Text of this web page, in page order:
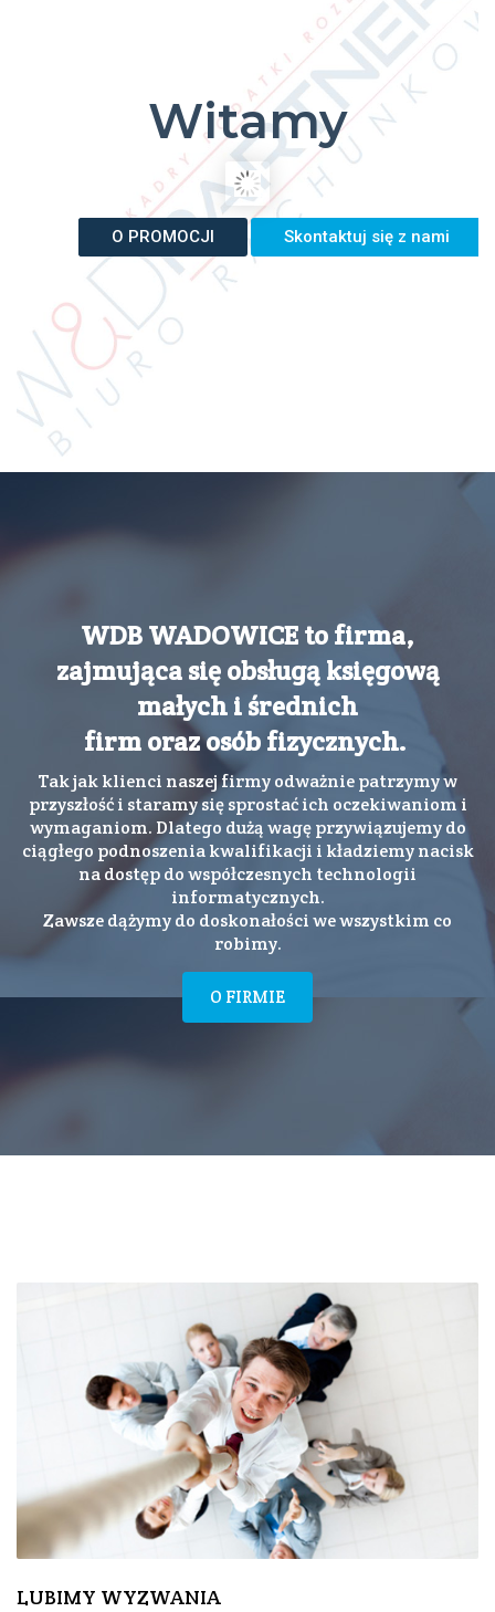
Kariera
Dowiedz się więcej KONTAKT
WDB WADOWICE to firma,
zajmująca się obsługą księgową
małych i średnich
firm oraz osób fizycznych.
Tak jak klienci naszej firmy odważnie patrzymy w
przyszłość i staramy się sprostać ich oczekiwaniom i
wymaganiom. Dlatego dużą wagę przywiązujemy do
ciągłego podnoszenia kwalifikacji i kładziemy nacisk
na dostęp do współczesnych technologii
informatycznych.
Zawsze dążymy do doskonałości we wszystkim co
robimy.
O FIRMIE
LUBIMY WYZWANIA